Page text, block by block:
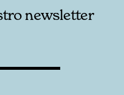
newsletter